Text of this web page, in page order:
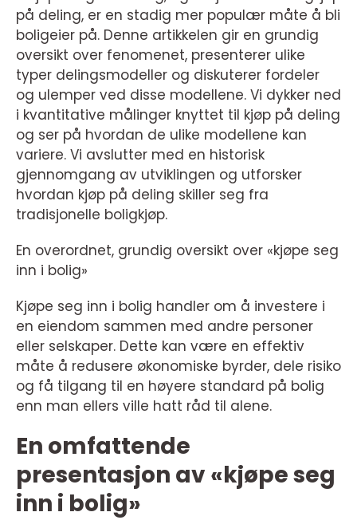
på deling, er en stadig mer populær måte å bli
boligeier på. Denne artikkelen gir en grundig
oversikt over fenomenet, presenterer ulike
typer delingsmodeller og diskuterer fordeler
og ulemper ved disse modellene. Vi dykker ned
i kvantitative målinger knyttet til kjøp på deling
og ser på hvordan de ulike modellene kan
variere. Vi avslutter med en historisk
gjennomgang av utviklingen og utforsker
hvordan kjøp på deling skiller seg fra
tradisjonelle boligkjøp.
En overordnet, grundig oversikt over «kjøpe seg
inn i bolig»
Kjøpe seg inn i bolig handler om å investere i
en eiendom sammen med andre personer
eller selskaper. Dette kan være en effektiv
måte å redusere økonomiske byrder, dele risiko
og få tilgang til en høyere standard på bolig
enn man ellers ville hatt råd til alene.
En omfattende
presentasjon av «kjøpe seg
inn i bolig»